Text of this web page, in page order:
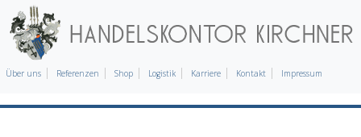
Über uns Referenzen Shop Logistik Karriere Kontakt Impressum